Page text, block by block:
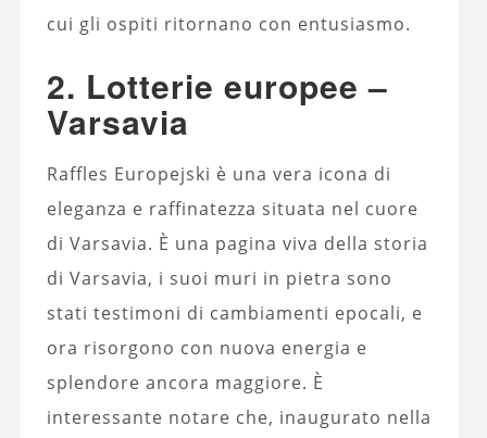
cui gli ospiti ritornano con entusiasmo.
2. Lotterie europee –
Varsavia
Raffles Europejski è una vera icona di
eleganza e raffinatezza situata nel cuore
di Varsavia. È una pagina viva della storia
di Varsavia, i suoi muri in pietra sono
stati testimoni di cambiamenti epocali, e
ora risorgono con nuova energia e
splendore ancora maggiore. È
interessante notare che, inaugurato nella